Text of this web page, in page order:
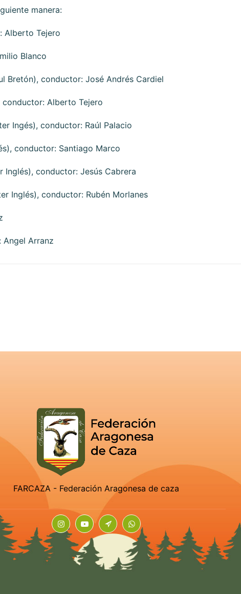
manera:
Alberto Tejero
Blanco
Bretón), conductor: José Andrés Cardiel
conductor: Alberto Tejero
Ingés), conductor: Raúl Palacio
conductor: Santiago Marco
Inglés), conductor: Jesús Cabrera
Inglés), conductor: Rubén Morlanes
Angel Arranz
FARCAZA - Federación Aragonesa de caza